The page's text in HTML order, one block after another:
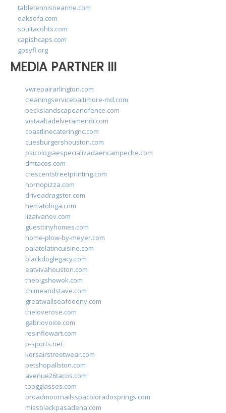
tabletennisnearme.com
oaksofa.com
soultacohtx.com
capishcaps.com
gpsyfl.org
MEDIA PARTNER III
vwrepairarlington.com
cleaningservicebaltimore-md.com
beckslandscapeandfence.com
vistaaltadelveramendi.com
coastlinecateringnc.com
cuesburgershouston.com
psicologiaespecializadaencampeche.com
dmtacos.com
crescentstreetprinting.com
hornopizza.com
driveadragster.com
hematologa.com
lizaivanov.com
guesttinyhomes.com
home-plow-by-meyer.com
palatelatincuisine.com
blackdoglegacy.com
eatvivahouston.com
thebigshowok.com
chimeandstave.com
greatwallseafoodny.com
theloverose.com
gabriovoice.com
resinflowart.com
p-sports.net
korsairstreetwear.com
petshopallston.com
avenue26tacos.com
topgglasses.com
broadmoornailsspacoloradosprings.com
missblackpasadena.com